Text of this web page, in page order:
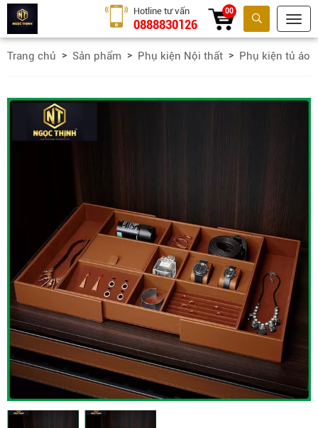
Tìm kiếm
Hotline tư vấn
0888830126
00
Trang chủ Sản phẩm Phụ kiện Nội thất Phụ kiện tủ áo